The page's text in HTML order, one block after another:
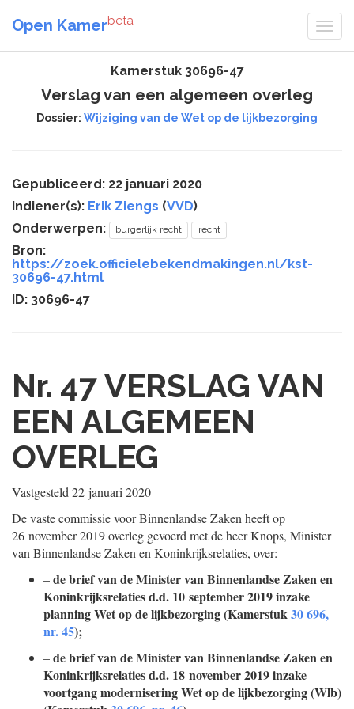
Open Kamerbeta
Kamerstuk 30696-47
Verslag van een algemeen overleg
Dossier: Wijziging van de Wet op de lijkbezorging
Gepubliceerd: 22 januari 2020
Indiener(s): Erik Ziengs (VVD)
Onderwerpen:
burgerlijk recht recht
Bron:
https://zoek.officielebekendmakingen.nl/kst-
30696-47.html
ID: 30696-47
Nr. 47VERSLAG VAN
EEN ALGEMEEN
OVERLEG
Vastgesteld 22 januari 2020
De vaste commissie voor Binnenlandse Zaken heeft op
26 november 2019 overleg gevoerd met de heer Knops, Minister
van Binnenlandse Zaken en Koninkrijksrelaties, over:
–de brief van de Minister van Binnenlandse Zaken en
Koninkrijksrelaties d.d. 10 september 2019 inzake
planning Wet op de lijkbezorging (Kamerstuk30 696,
nr. 45);
–de brief van de Minister van Binnenlandse Zaken en
Koninkrijksrelaties d.d. 18 november 2019 inzake
voortgang modernisering Wet op de lijkbezorging (Wlb)